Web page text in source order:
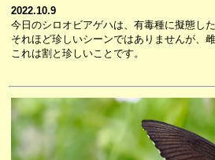
2022.10.9
今日のシロオビアゲハは、有毒種に擬態し
それほど珍しいシーンではありませんが、
これは割と珍しいことです。